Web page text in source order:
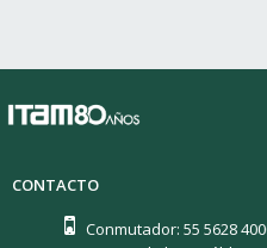
CONTACTO
Conmutador: 55 5628